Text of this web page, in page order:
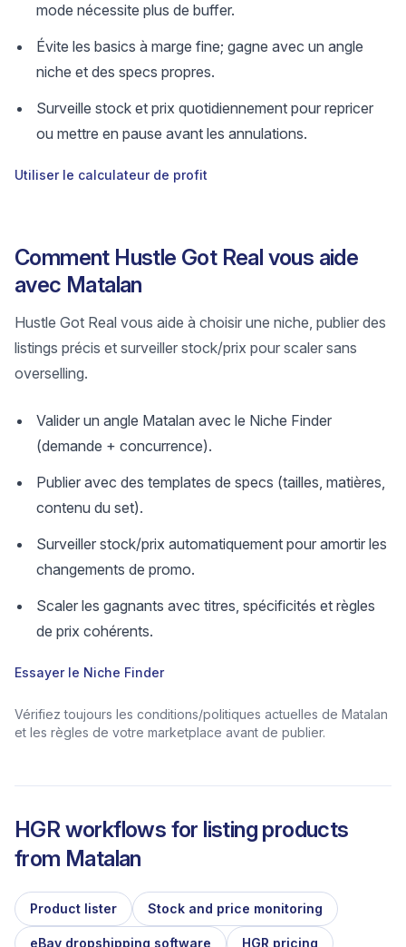
mode nécessite plus de buffer.
Évite les basics à marge fine; gagne avec un angle
niche et des specs propres.
Surveille stock et prix quotidiennement pour repricer
ou mettre en pause avant les annulations.
Utiliser le calculateur de profit
Comment Hustle Got Real vous aide
avec Matalan
Hustle Got Real vous aide à choisir une niche, publier des
listings précis et surveiller stock/prix pour scaler sans
overselling.
Valider un angle Matalan avec le Niche Finder
(demande + concurrence).
Publier avec des templates de specs (tailles, matières,
contenu du set).
Surveiller stock/prix automatiquement pour amortir les
changements de promo.
Scaler les gagnants avec titres, spécificités et règles
de prix cohérents.
Essayer le Niche Finder
Vérifiez toujours les conditions/politiques actuelles de Matalan
et les règles de votre marketplace avant de publier.
HGR workflows for listing products
from Matalan
Product lister Stock and price monitoring
eBay dropshipping software HGR pricing